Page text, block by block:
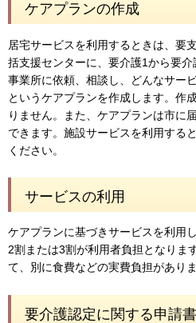
ケアプランの作成
居宅サービスを利用するときは、要
括支援センターに、要介護1から要
事業所に依頼、相談し、どんなサー
というケアプランを作成します。作
りません。また、ケアプランは市に
できます。施設サービスを利用する
ください。
サービスの利用
ケアプランに基づきサービスを利用
2割または3割が利用者負担となりま
て、別に食費などの実費負担がありま
要介護認定に関する申請